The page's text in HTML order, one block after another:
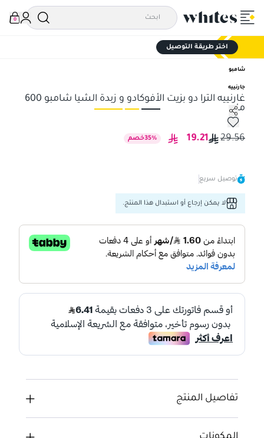
0
اختر طريقة التوصيل
شامبو
جارنييه
غارنييه الترا دو بزيت الأفوكادو و زبدة الشيا شامبو 600
مل
غارنييه الترا دو بزيت الأفوكادو و زبدة الشيا شامبو 600 مل
29.56
19.21
35% خصم
توصيل سريع
لا يمكن إرجاع أو استبدال هذا المنتج.
تفاصيل المنتج